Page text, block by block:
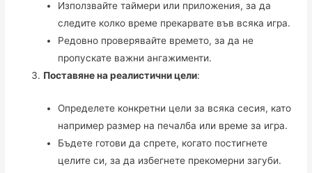
Използвайте таймери или приложения, за да
следите колко време прекарвате във всяка игра.
Редовно проверявайте времето, за да не
пропускате важни ангажименти.
Поставяне на реалистични цели:
Определете конкретни цели за всяка сесия, като
например размер на печалба или време за игра.
Бъдете готови да спрете, когато постигнете
целите си, за да избегнете прекомерни загуби.